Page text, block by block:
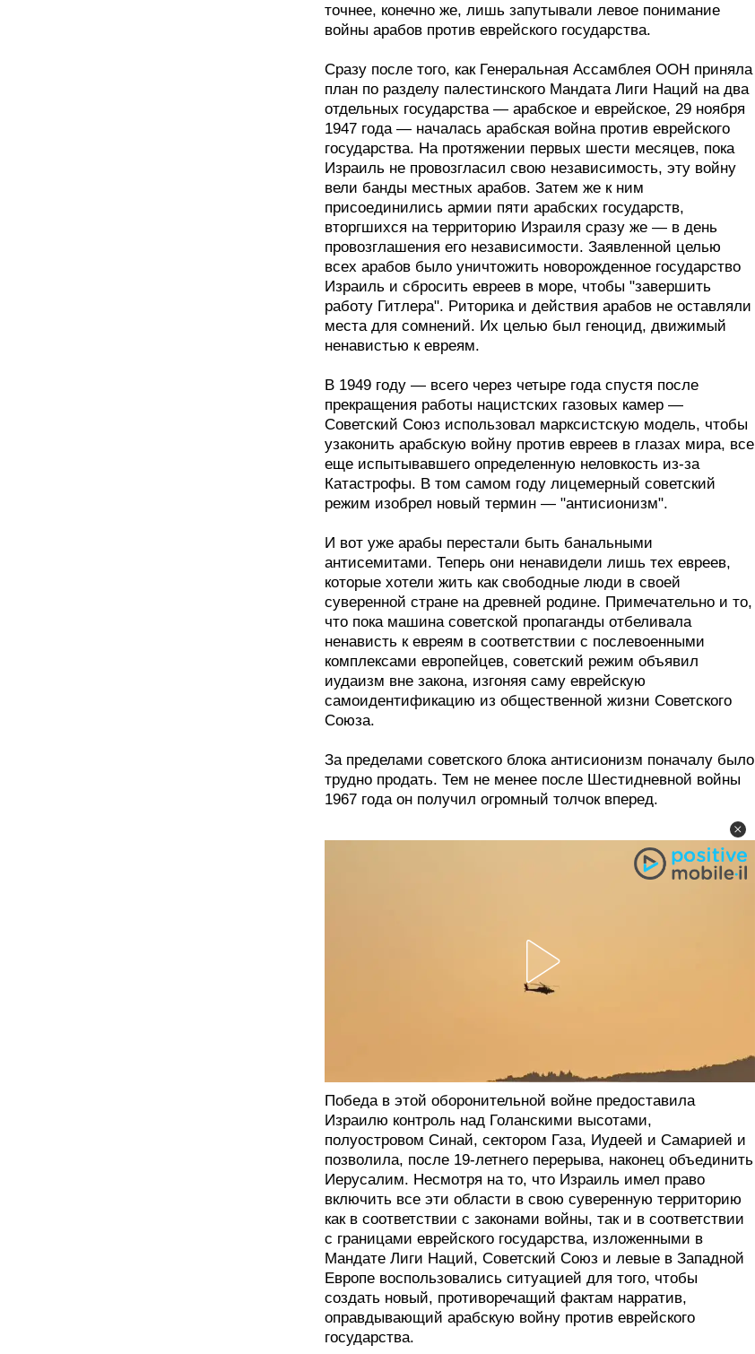
точнее, конечно же, лишь запутывали левое понимание
войны арабов против еврейского государства.
Сразу после того, как Генеральная Ассамблея ООН приняла
план по разделу палестинского Мандата Лиги Наций на два
отдельных государства — арабское и еврейское, 29 ноября
1947 года — началась арабская война против еврейского
государства. На протяжении первых шести месяцев, пока
Израиль не провозгласил свою независимость, эту войну
вели банды местных арабов. Затем же к ним
присоединились армии пяти арабских государств,
вторгшихся на территорию Израиля сразу же — в день
провозглашения его независимости. Заявленной целью
всех арабов было уничтожить новорожденное государство
Израиль и сбросить евреев в море, чтобы "завершить
работу Гитлера". Риторика и действия арабов не оставляли
места для сомнений. Их целью был геноцид, движимый
ненавистью к евреям.
В 1949 году — всего через четыре года спустя после
прекращения работы нацистских газовых камер —
Советский Союз использовал марксистскую модель, чтобы
узаконить арабскую войну против евреев в глазах мира, все
еще испытывавшего определенную неловкость из-за
Катастрофы. В том самом году лицемерный советский
режим изобрел новый термин — "антисионизм".
И вот уже арабы перестали быть банальными
антисемитами. Теперь они ненавидели лишь тех евреев,
которые хотели жить как свободные люди в своей
суверенной стране на древней родине. Примечательно и то,
что пока машина советской пропаганды отбеливала
ненависть к евреям в соответствии с послевоенными
комплексами европейцев, советский режим объявил
иудаизм вне закона, изгоняя саму еврейскую
самоидентификацию из общественной жизни Советского
Союза.
За пределами советского блока антисионизм поначалу было
трудно продать. Тем не менее после Шестидневной войны
1967 года он получил огромный толчок вперед.
Победа в этой оборонительной войне предоставила
Израилю контроль над Голанскими высотами,
полуостровом Синай, сектором Газа, Иудеей и Самарией и
позволила, после 19-летнего перерыва, наконец объединить
Иерусалим. Несмотря на то, что Израиль имел право
включить все эти области в свою суверенную территорию
как в соответствии с законами войны, так и в соответствии
с границами еврейского государства, изложенными в
Мандате Лиги Наций, Советский Союз и левые в Западной
Европе воспользовались ситуацией для того, чтобы
создать новый, противоречащий фактам нарратив,
оправдывающий арабскую войну против еврейского
государства.